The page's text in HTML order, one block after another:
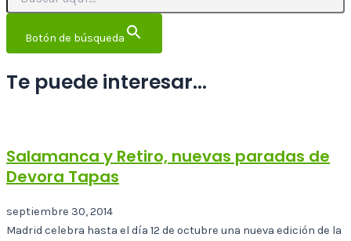
Botón de búsqueda
Te puede interesar...
Salamanca y Retiro, nuevas paradas de
Devora Tapas
septiembre 30, 2014
Madrid celebra hasta el día 12 de octubre una nueva edición de la